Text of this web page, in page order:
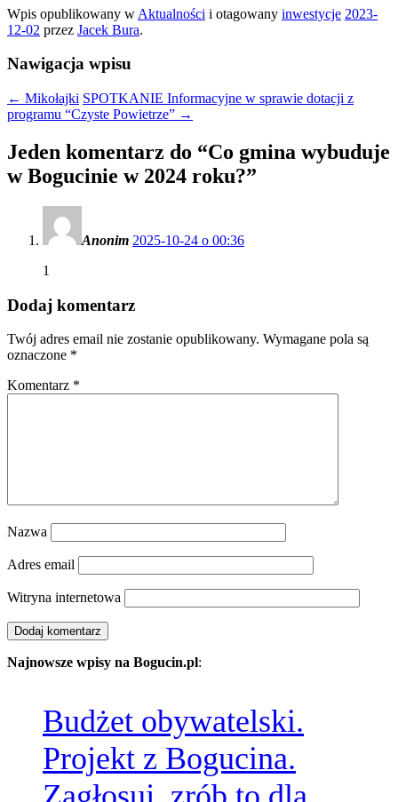
Wpis opublikowany w Aktualności i otagowany inwestycje 2023-
12-02 przez Jacek Bura.
Nawigacja wpisu
← Mikołajki SPOTKANIE Informacyjne w sprawie dotacji z
programu “Czyste Powietrze” →
Jeden komentarz do “Co gmina wybuduje
w Bogucinie w 2024 roku?”
Anonim 2025-10-24 o 00:36
1
Dodaj komentarz
Twój adres email nie zostanie opublikowany. Wymagane pola są
oznaczone *
Komentarz *
Nazwa
Adres email
Witryna internetowa
Najnowsze wpisy na Bogucin.pl:
Budżet obywatelski.
Projekt z Bogucina.